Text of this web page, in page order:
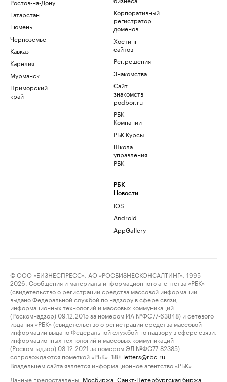
Татарстан
Тюмень
Черноземье
Кавказ
Карелия
Мурманск
Приморский
край
Корпоративный
регистратор
доменов
Хостинг
сайтов
Рег.решения
Знакомства
Сайт
знакомств
podbor.ru
РБК
Компании
РБК Курсы
Школа
управления
РБК
РБК
Новости
iOS
Android
AppGallery
© ООО «БИЗНЕСПРЕСС», АО «РОСБИЗНЕСКОНСАЛТИНГ», 1995–
2026. Сообщения и материалы информационного агентства «РБК»
(свидетельство о регистрации средства массовой информации
выдано Федеральной службой по надзору в сфере связи,
информационных технологий и массовых коммуникаций
(Роскомнадзор) 09.12.2015 за номером ИА №ФС77-63848) и сетевого
издания «РБК» (свидетельство о регистрации средства массовой
информации выдано Федеральной службой по надзору в сфере связи,
информационных технологий и массовых коммуникаций
(Роскомнадзор) 03.12.2021 за номером ЭЛ №ФС77-82385)
сопровождаются пометкой «РБК».
18+ letters@rbc.ru
Владельцем сайта является информационное агентство «РБК».
Данные предоставлены: Мосбиржа Санкт-Петербургская биржа